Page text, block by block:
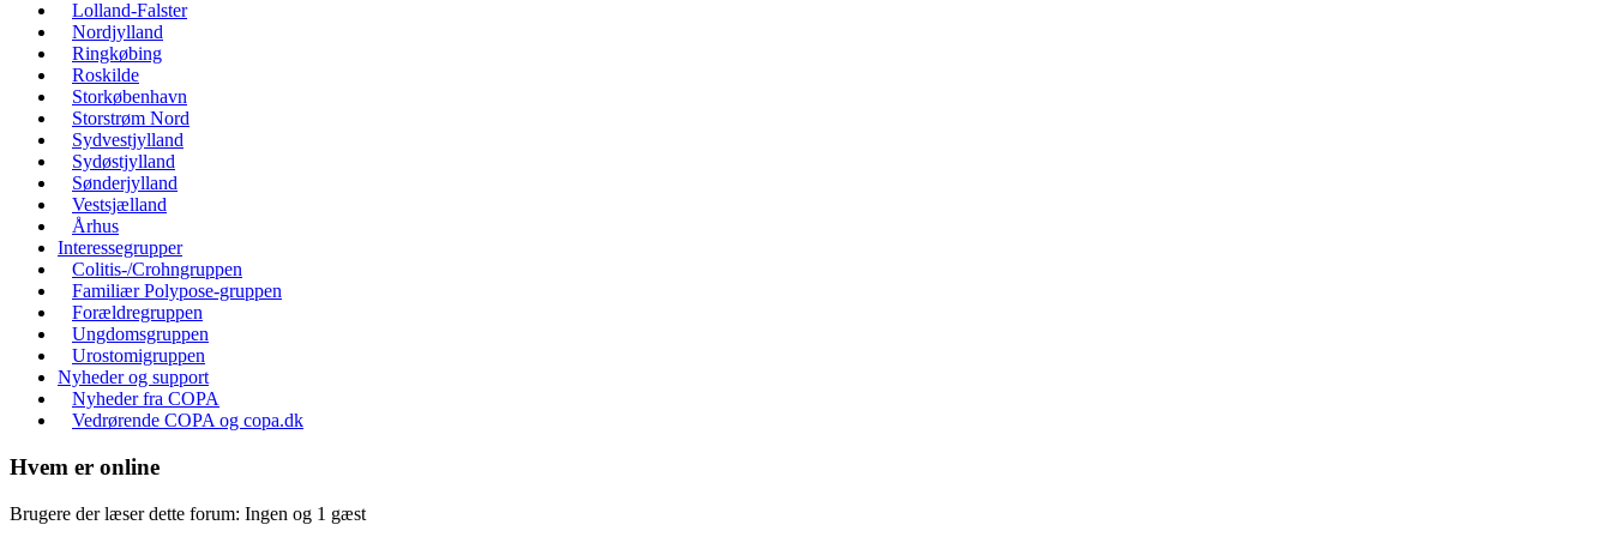
Lolland-Falster
Nordjylland
Ringkøbing
Roskilde
Storkøbenhavn
Storstrøm Nord
Sydvestjylland
Sydøstjylland
Sønderjylland
Vestsjælland
Århus
Interessegrupper
Colitis-/Crohngruppen
Familiær Polypose-gruppen
Forældregruppen
Ungdomsgruppen
Urostomigruppen
Nyheder og support
Nyheder fra COPA
Vedrørende COPA og copa.dk
Hvem er online
Brugere der læser dette forum: Ingen og 1 gæst